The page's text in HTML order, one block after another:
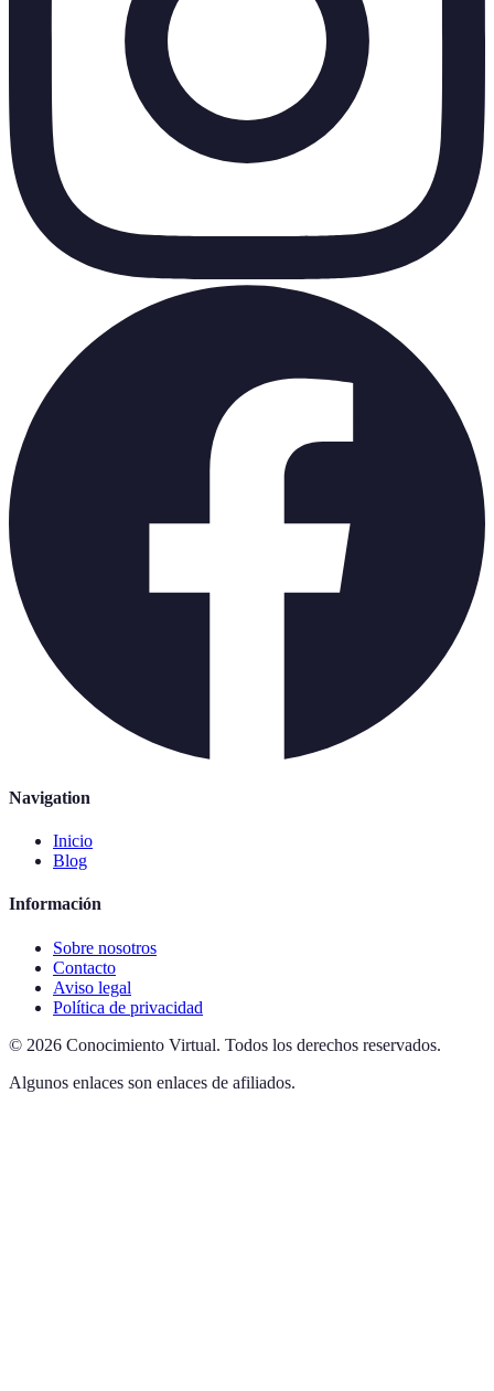
Navigation
Inicio
Blog
Información
Sobre nosotros
Contacto
Aviso legal
Política de privacidad
© 2026 Conocimiento Virtual. Todos los derechos reservados.
Algunos enlaces son enlaces de afiliados.